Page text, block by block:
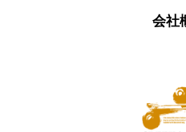
会社